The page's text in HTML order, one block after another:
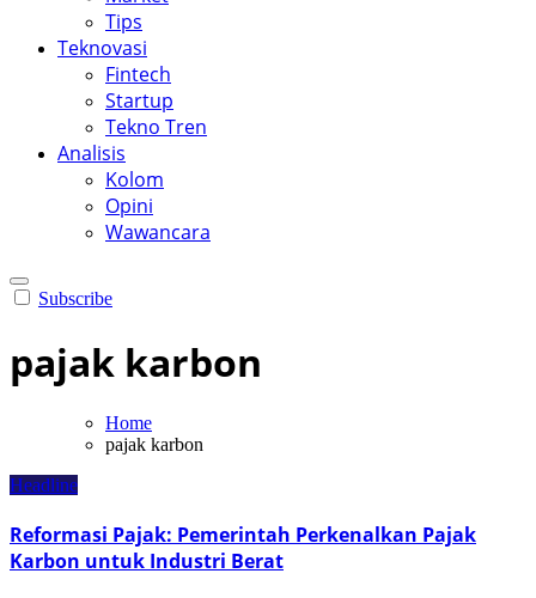
Tips
Teknovasi
Fintech
Startup
Tekno Tren
Analisis
Kolom
Opini
Wawancara
Subscribe
pajak karbon
Home
pajak karbon
Headline
Reformasi Pajak: Pemerintah Perkenalkan Pajak
Karbon untuk Industri Berat